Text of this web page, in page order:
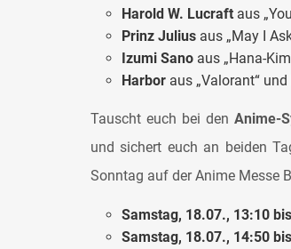
Harold W. Lucraft aus
Prinz Julius aus „May I
Izumi Sano aus „Hana-
Harbor aus „Valorant“ und
Tauscht euch bei denAnime-
und sichert euch an beiden
Sonntag auf der Anime Messe
Samstag, 18.07., 13:10
Samstag, 18.07., 14:50